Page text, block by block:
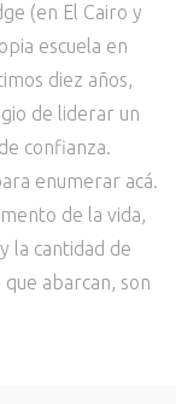
(en El Cairo y
escuela en
diez años,
de liderar un
confianza.
enumerar acá.
de la vida,
la cantidad de
abarcan, son